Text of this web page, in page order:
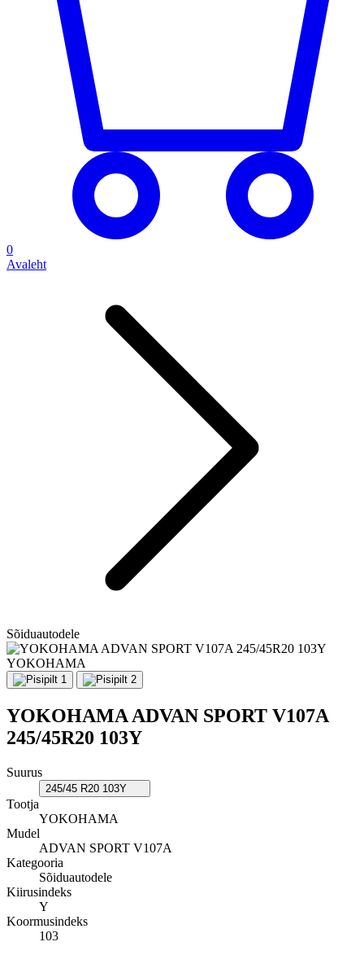
0
Avaleht
Sõiduautodele
YOKOHAMA
YOKOHAMA ADVAN SPORT V107A
245/45R20 103Y
Suurus
245/45 R20 103Y
Tootja
YOKOHAMA
Mudel
ADVAN SPORT V107A
Kategooria
Sõiduautodele
Kiirusindeks
Y
Koormusindeks
103